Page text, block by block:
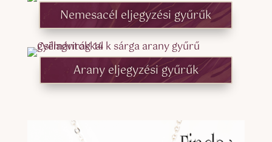
Nemesacél eljegyzési gyűrűk
Arany eljegyzési gyűrűk